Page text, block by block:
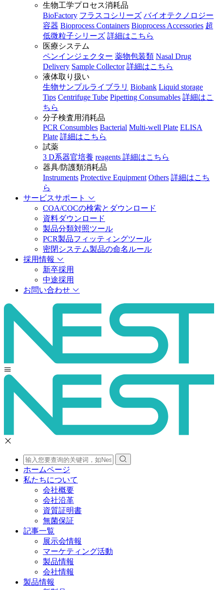
生物工学プロセス消耗品
BioFactory フラスコシリーズ バイオテクノロジー
容器 Bioprocess Containers Bioprocess Accessories 超
低微粒子シリーズ 詳細はこちら
医療システム
ペンインジェクター 薬物包装類 Nasal Drug
Delivery Sample Collector 詳細はこちら
液体取り扱い
生物サンプルライブラリ Biobank Liquid storage
Tips Centrifuge Tube Pipetting Consumables 詳細はこ
ちら
分子検査用消耗品
PCR Consumbles Bacterial Multi-well Plate ELISA
Plate 詳細はこちら
試薬
3 D系器官培養 reagents 詳細はこちら
器具/防護類消耗品
Instruments Protective Equipment Others 詳細はこち
ら
サービスサポート
COA/COCの検索とダウンロード
資料ダウンロード
製品分類対照ツール
PCR製品フィッティングツール
密閉システム製品の命名ルール
採用情報
新卒採用
中途採用
お問い合わせ
ホームページ
私たちについて
会社概要
会社沿革
資質証明書
無菌保証
記事一覧
展示会情報
マーケティング活動
製品情報
会社情報
製品情報